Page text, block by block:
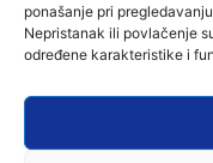
ponašanje pri
Nepristanak ili povlačenje
određene karakteristike iAna